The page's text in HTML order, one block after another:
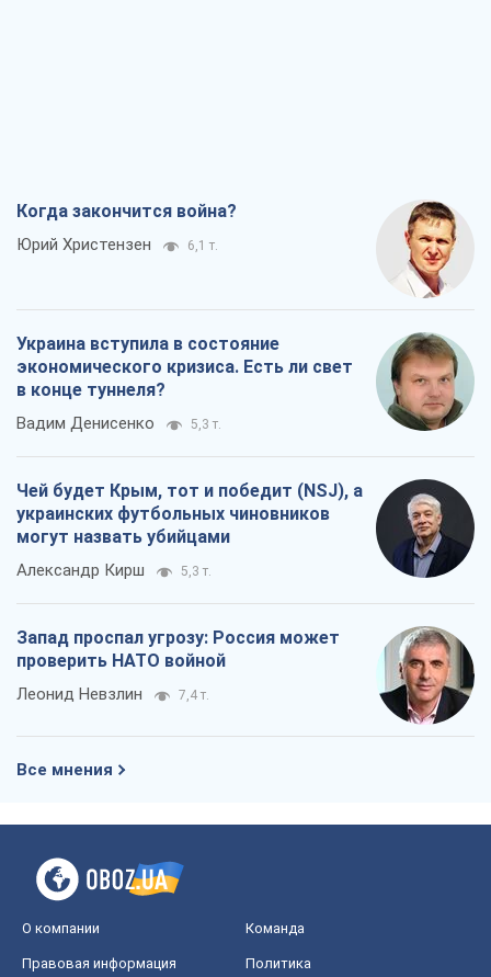
Когда закончится война?
Юрий Христензен 6,1 т.
Украина вступила в состояние
экономического кризиса. Есть ли свет
в конце туннеля?
Вадим Денисенко 5,3 т.
Чей будет Крым, тот и победит (NSJ), а
украинских футбольных чиновников
могут назвать убийцами
Александр Кирш 5,3 т.
Запад проспал угрозу: Россия может
проверить НАТО войной
Леонид Невзлин 7,4 т.
Все мнения
О компании Команда
Правовая информация
Политика